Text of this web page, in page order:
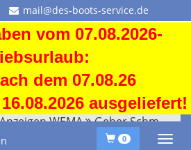
mail@des-boots-service.de
vom 07.08.2026-
dem 07.08.26
ausgeliefert!
0
WEMA Geber Schmutzwasser